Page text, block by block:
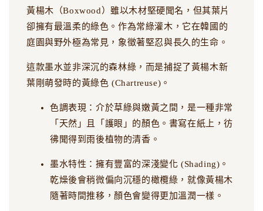
黃楊木（Boxwood）雖以木材堅硬聞名，但其葉片
卻擁有最溫柔的綠色。作為常綠灌木，它在韓國的
庭園與野外極為常見，象徵著堅忍與長久的生命。
這款墨水並非深沉的森林綠，而是捕捉了黃楊木新
葉剛萌發時的黃綠色 (Chartreuse)。
色調表現：介於草綠與嫩黃之間，是一種非常
「天然」且「護眼」的顏色。書寫在紙上，彷
彿聞得到雨後植物的清香。
墨水特性：擁有豐富的深淺變化 (Shading)。
乾燥後會稍微偏向沉穩的橄欖綠，就像黃楊木
隨著時間推移，顏色會變得更加溫潤一樣。